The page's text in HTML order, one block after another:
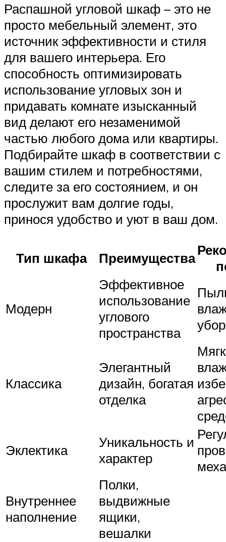
Распашной угловой шкаф – это не
просто мебельный элемент, это
источник эффективности и стиля
для вашего интерьера. Его
способность оптимизировать
использование угловых зон и
придавать комнате изысканный
вид делают его незаменимой
частью любого дома или квартиры.
Подбирайте шкаф в соответствии с
вашим стилем и потребностями,
следите за его состоянием, и он
прослужит вам долгие годы,
принося удобство и уют в ваш дом.
Тип шкафа Преимущества
Модерн
Эффективное
использование
углового
пространства
Классика
Элегантный
дизайн, богатая
отделка
Эклектика
Уникальность и
характер
Внутреннее
наполнение
Полки,
выдвижные
ящики,
вешалки